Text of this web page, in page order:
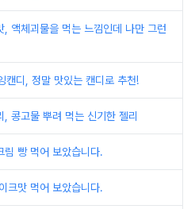
, 액체괴물을 먹는 느낌인데 나만 그런
캔디, 정말 맛있는 캔디로 추천!
, 콩고물 뿌려 먹는 신기한 젤리
림 빵 먹어 보았습니다.
크맛 먹어 보았습니다.